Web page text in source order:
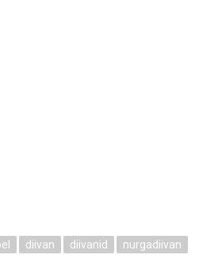
diivan diivanid
nurgadiivan